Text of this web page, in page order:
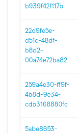
b939f42f117b
22d9fe5e-
d51c-48df-
b8d2-
00a74e72ba82
259a4e30-ff9f-
4b8d-9e34-
cdb3168880fc
5abe8653-